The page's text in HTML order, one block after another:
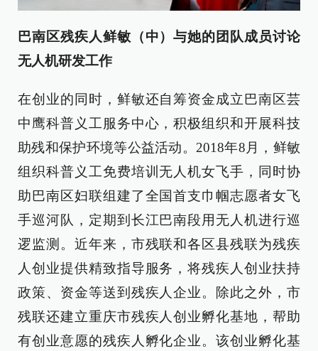
巴南区残疾人鲜敏（中）与她的团队成员讨论
无人机研发工作
在创业的同时，鲜敏还自筹资金成立巴南区芸
中鹰科普义工服务中心，积极组织和开展科技
助残和保护环境等公益活动。2018年8月，鲜敏
组织科普义工免费培训无人机女飞手，同时协
助巴南区妇联组建了全国首支巾帼志愿者女飞
手巡河队，定期到长江巴南段用无人机进行巡
逻监测。近年来，市残联和各区县残联为残疾
人创业提供精致指导服务，将残疾人创业扶持
政策、资金等送到残疾人企业。除此之外，市
残联还建立重庆市残疾人创业孵化基地，帮助
有创业意愿的残疾人孵化企业。该创业孵化基